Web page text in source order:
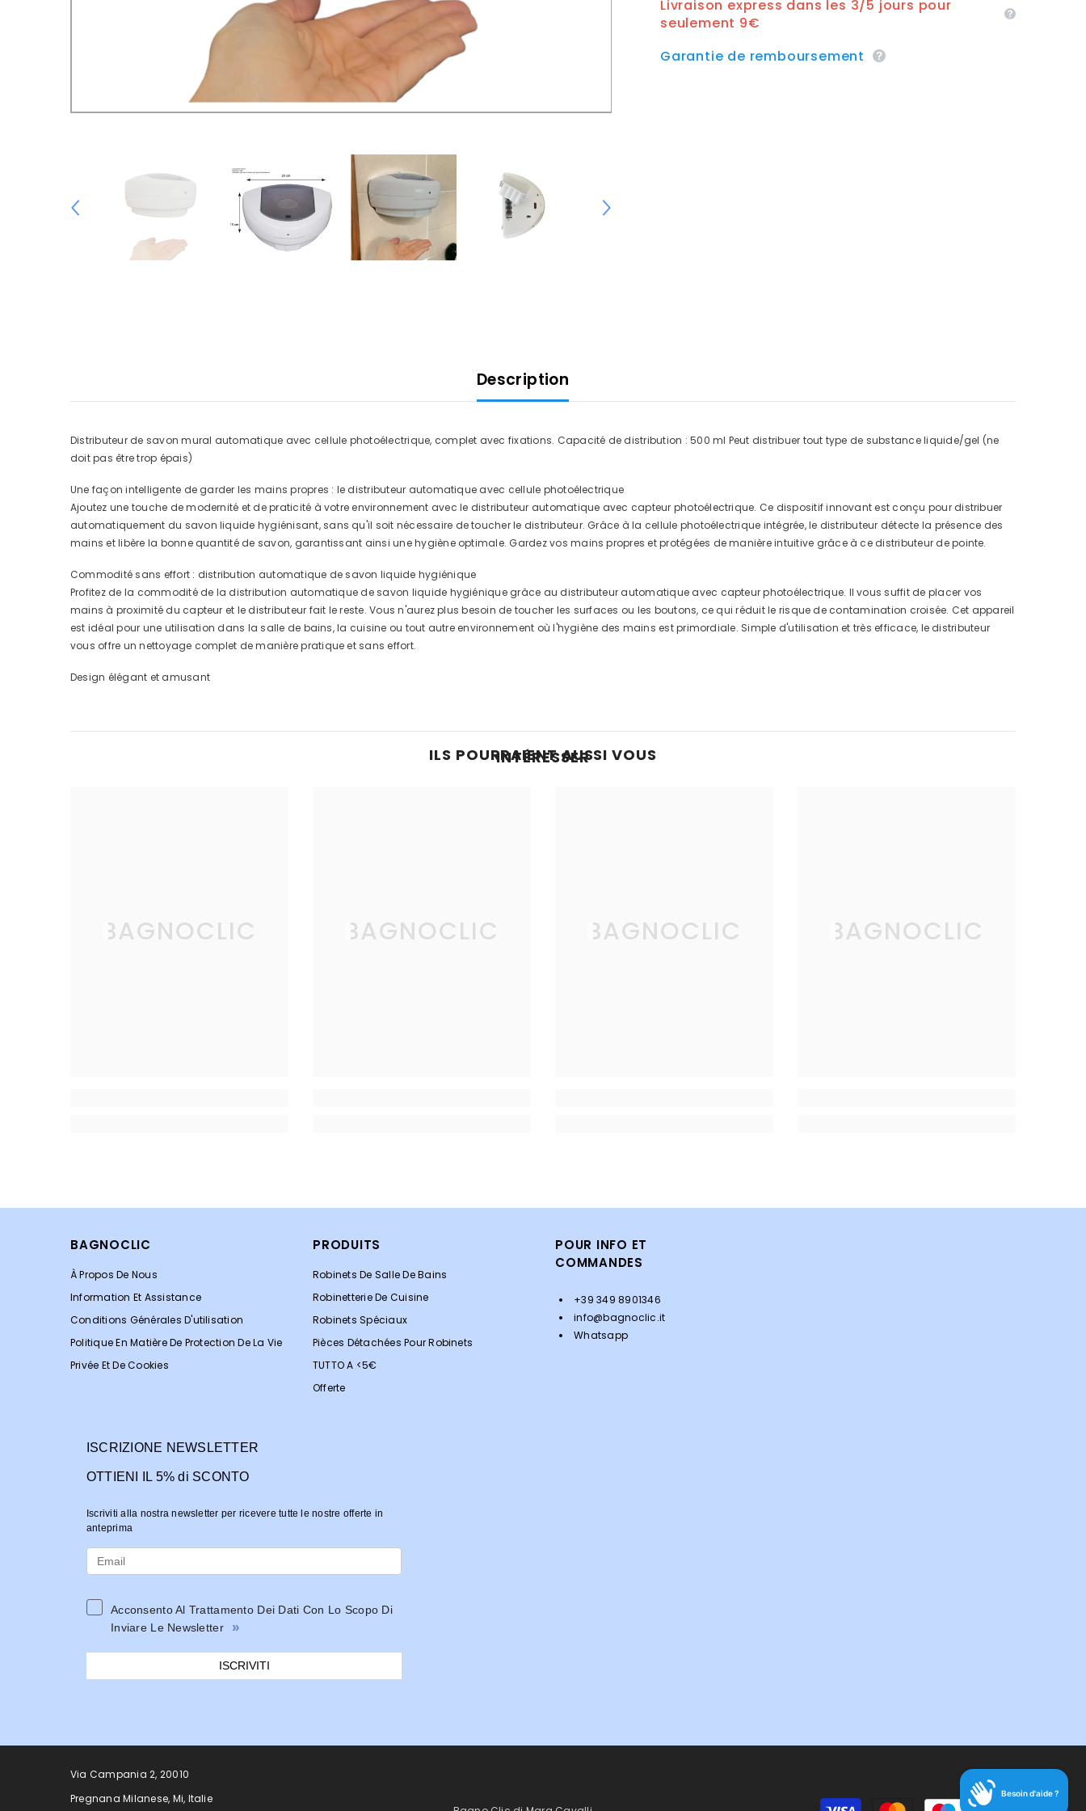
Livraison express dans les 3/5 jours pour
seulement 9€
Garantie de remboursement
Description
Distributeur de savon mural automatique avec cellule photoélectrique, complet avec fixations. Capacité de distribution : 500 ml Peut distribuer tout type de substance liquide/gel (ne
doit pas être trop épais)
Une façon intelligente de garder les mains propres : le distributeur automatique avec cellule photoélectrique
Ajoutez une touche de modernité et de praticité à votre environnement avec le distributeur automatique avec capteur photoélectrique. Ce dispositif innovant est conçu pour distribuer
automatiquement du savon liquide hygiénisant, sans qu'il soit nécessaire de toucher le distributeur. Grâce à la cellule photoélectrique intégrée, le distributeur détecte la présence des
mains et libère la bonne quantité de savon, garantissant ainsi une hygiène optimale. Gardez vos mains propres et protégées de manière intuitive grâce à ce distributeur de pointe.
Commodité sans effort : distribution automatique de savon liquide hygiénique
Profitez de la commodité de la distribution automatique de savon liquide hygiénique grâce au distributeur automatique avec capteur photoélectrique. Il vous suffit de placer vos
mains à proximité du capteur et le distributeur fait le reste. Vous n'aurez plus besoin de toucher les surfaces ou les boutons, ce qui réduit le risque de contamination croisée. Cet appareil
est idéal pour une utilisation dans la salle de bains, la cuisine ou tout autre environnement où l'hygiène des mains est primordiale. Simple d'utilisation et très efficace, le distributeur
vous offre un nettoyage complet de manière pratique et sans effort.
Design élégant et amusant
ILS POURRAIENT AUSSI VOUS
INTÉRESSER
BAGNOCLIC BAGNOCLIC BAGNOCLIC BAGNOCLIC
BAGNOCLIC
À Propos De Nous
Information Et Assistance
Conditions Générales D'utilisation
Politique En Matière De Protection De La Vie
Privée Et De Cookies
PRODUITS
Robinets De Salle De Bains
Robinetterie De Cuisine
Robinets Spéciaux
Pièces Détachées Pour Robinets
TUTTO A <5€
Offerte
POUR INFO ET
COMMANDES
+39 349 8901346
info@bagnoclic.it
Whatsapp
ISCRIZIONE NEWSLETTER
OTTIENI IL 5% di SCONTO
Iscriviti alla nostra newsletter per ricevere tutte le nostre offerte in
anteprima
Acconsento Al Trattamento Dei Dati Con Lo Scopo Di
Inviare Le Newsletter
»
ISCRIVITI
Via Campania 2, 20010
Pregnana Milanese, Mi, Italie